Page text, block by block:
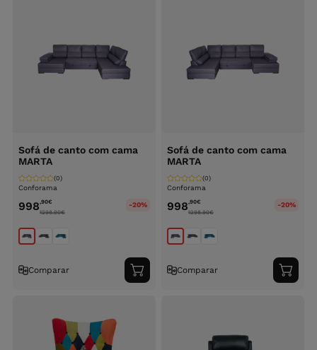
Sofá de canto com cama
MARTA
Conforama
(0)
998,90€
1298.90€
-20%
Comparar
Adicionar
ao
Sofá de canto com cama
MARTA
Conforama
(0)
998,90€
1298.90€
-20%
Comparar
ao